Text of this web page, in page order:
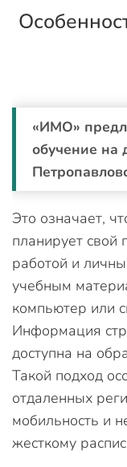
«ИМО»
обучение на
Это означает,
планирует свой
работой и
учебным
компьютер или
Информация
доступна на
Такой подход
отдаленных
мобильность и
жесткому